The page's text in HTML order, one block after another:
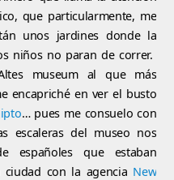
que particularmente, me
unos jardines donde la
niños no paran de correr.
museum al que más
encapriché en ver el busto
… pues me consuelo con
escaleras del museo nos
españoles que estaban
con la agencia New